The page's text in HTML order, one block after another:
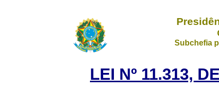
Subchefia
LEI Nº 11.313,